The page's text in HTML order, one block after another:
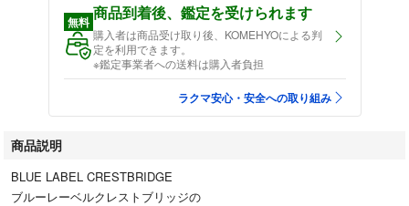
無料 商品到着後、鑑定を受けられます
購入者は商品受け取り後、KOMEHYOによる判
定を利用できます。
※鑑定事業者への送料は購入者負担
ラクマ安心・安全への取り組み
商品説明
BLUE LABEL CRESTBRIDGE
ブルーレーベルクレストブリッジの